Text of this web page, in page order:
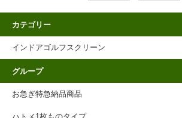
カテゴリー
インドアゴルフスクリーン
グループ
お急ぎ特急納品商品